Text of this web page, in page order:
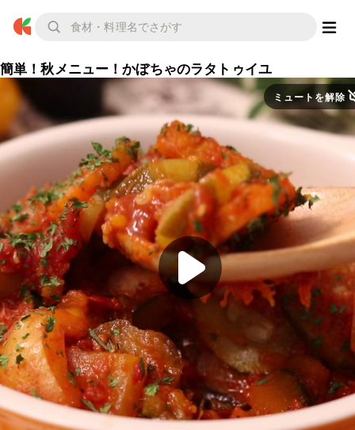
簡単！秋メニュー！かぼちゃのラタトゥイユ
ミュートを解除